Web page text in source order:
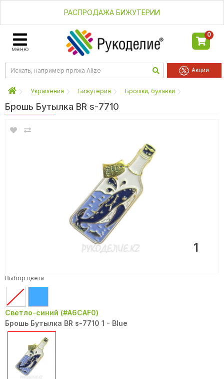
РАСПРОДАЖА БИЖУТЕРИИ
меню
0
Акции
Украшения Бижутерия Брошки, булавки
Брошь Бутылка BR s-7710
1
Выбор цвета
Светло-синий (#A6CAF0)
Брошь Бутылка BR s-7710 1 - Blue